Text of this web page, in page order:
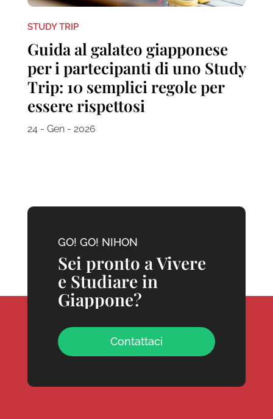
STUDY TRIP
Guida al galateo giapponese
per i partecipanti di uno Study
Trip: 10 semplici regole per
essere rispettosi
24 - Gen - 2026
GO! GO! NIHON
Sei pronto a Vivere
e Studiare in
Giappone?
Contattaci